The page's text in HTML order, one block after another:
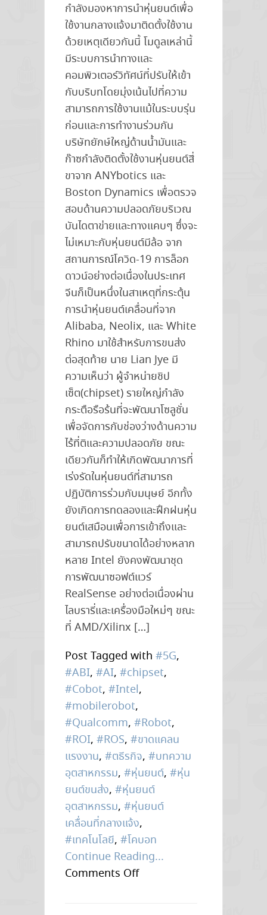
กำลังมองหาการนำหุ่นยนต์เพื่อ
ใช้งานกลางแจ้งมาติดตั้งใช้งาน
ด้วยเหตุเดียวกันนี้ โมดูลเหล่านี้
มีระบบการนำทางและ
คอมพิวเตอร์วิทัศน์ที่ปรับให้เข้า
กับบริบทโดยมุ่งเน้นไปที่ความ
สามารถการใช้งานแม้ในระบบรุ่น
ก่อนและการทำงานร่วมกัน
บริษัทยักษ์ใหญ่ด้านน้ำมันและ
ก๊าซกำลังติดตั้งใช้งานหุ่นยนต์สี่
ขาจาก ANYbotics และ
Boston Dynamics เพื่อตรวจ
สอบด้านความปลอดภัยบริเวณ
บันไดตาข่ายและทางแคบๆ ซึ่งจะ
ไม่เหมาะกับหุ่นยนต์มีล้อ จาก
สถานการณ์โควิด-19 การล็อก
ดาวน์อย่างต่อเนื่องในประเทศ
จีนก็เป็นหนึ่งในสาเหตุที่กระตุ้น
การนำหุ่นยนต์เคลื่อนที่จาก
Alibaba, Neolix, และ White
Rhino มาใช้สำหรับการขนส่ง
ต่อสุดท้าย นาย Lian Jye มี
ความเห็นว่า ผู้จำหน่ายชิป
เซ็ต(chipset) รายใหญ่กำลัง
กระตือรือร้นที่จะพัฒนาโซลูชั่น
เพื่อจัดการกับช่องว่างด้านความ
ไร้ที่ติและความปลอดภัย ขณะ
เดียวกันก็ทำให้เกิดพัฒนาการที่
เร่งรัดในหุ่นยนต์ที่สามารถ
ปฏิบัติการร่วมกับมนุษย์ อีกทั้ง
ยังเกิดการทดลองและฝึกฝนหุ่น
ยนต์เสมือนเพื่อการเข้าถึงและ
สามารถปรับขนาดได้อย่างหลาก
หลาย Intel ยังคงพัฒนาชุด
การพัฒนาซอฟต์แวร์
RealSense อย่างต่อเนื่องผ่าน
ไลบรารี่และเครื่องมือใหม่ๆ ขณะ
ที่ AMD/Xilinx […]
Post Tagged with #5G,
#ABI, #AI, #chipset,
#Cobot, #Intel,
#mobilerobot,
#Qualcomm, #Robot,
#ROI, #ROS, #ขาดแคลน
แรงงาน, #ตธีรกิจ, #บทความ
อุตสาหกรรม, #หุ่นยนต์, #หุ่น
ยนต์ขนส่ง, #หุ่นยนต์
อุตสาหกรรม, #หุ่นยนต์
เคลื่อนที่กลางแจ้ง,
#เทคโนโลยี, #โคบอท
Continue Reading...
Comments Offon